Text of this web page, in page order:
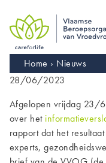
main
navigation
Kruimelpad
Home
Nieuws
28/06/2023
Afgelopen vrijdag 23/6
over het
rapport dat het
experts,